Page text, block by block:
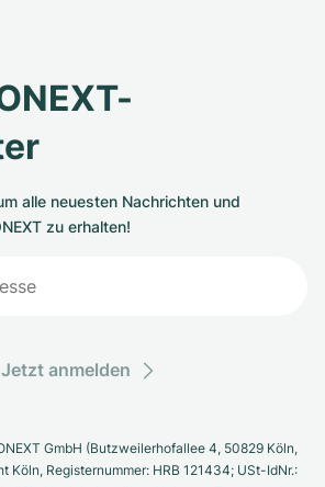
alle neuesten Nachrichten und
zu erhalten!
Jetzt anmelden
GmbH (Butzweilerhofallee 4, 50829 Köln,
Köln, Registernummer: HRB 121434; USt-IdNr.: